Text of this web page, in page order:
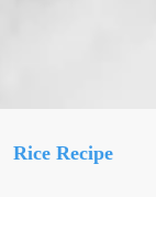
Rice Recipe